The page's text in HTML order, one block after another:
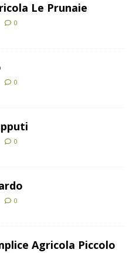
Le Prunaie
0
0
0
0
Agricola Piccolo